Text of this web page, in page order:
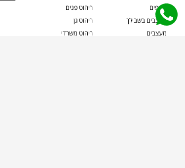
סניפים
מעצבים בשבילך
מעצבים
ריהוט פנים
ריהוט גן
ריהוט משרדי